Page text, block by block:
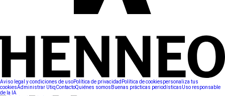
Aviso legal y condiciones de usoPolítica de privacidad Política de cookiespersonaliza tus
cookiesAdministrar UtiqContactoQuiénes somos Buenas prácticas periodísticasUso responsable
de la IA